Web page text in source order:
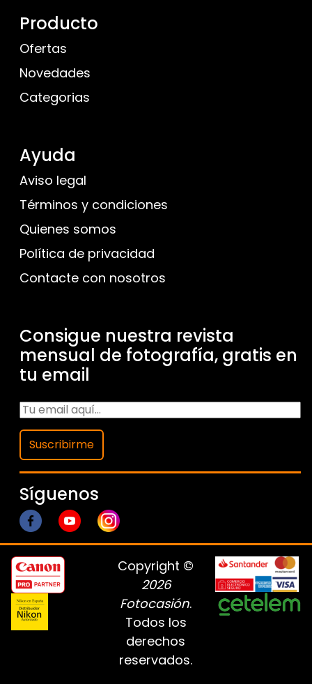
Producto
Ofertas
Novedades
Categorias
Ayuda
Aviso legal
Términos y condiciones
Quienes somos
Política de privacidad
Contacte con nosotros
Consigue nuestra revista
mensual de fotografía, gratis en
tu email
Suscribirme
Síguenos
Copyright ©
2026
Fotocasión.
Todos los
derechos
reservados.